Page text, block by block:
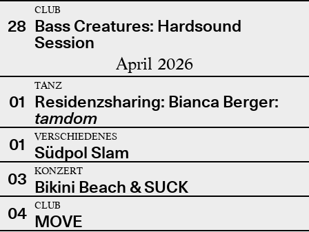
28
CLUB
Bass Creatures: Hardsound
Session
April 2026
01
TANZ
Residenzsharing: Bianca Berger:
tamdom
01
VERSCHIEDENES
Südpol Slam
03
KONZERT
Bikini Beach & SUCK
04
CLUB
MOVE